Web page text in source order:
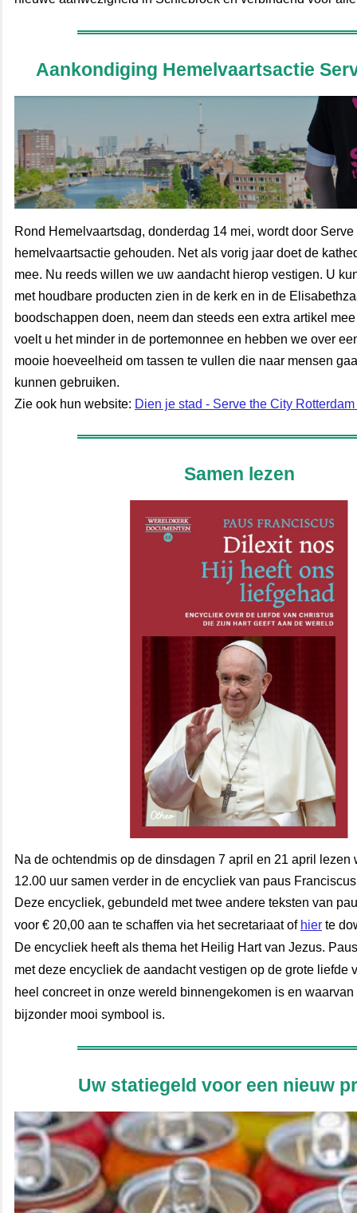
Aankondiging Hemelvaartsactie
Rond Hemelvaartsdag, donderdag 14 mei, wordt door
hemelvaartsactie gehouden. Net als vorig jaar doet de
mee. Nu reeds willen we uw aandacht hierop vestigen. U
met houdbare producten zien in de kerk en in de
boodschappen doen, neem dan steeds een extra artikel
voelt u het minder in de portemonnee en hebben we over
mooie hoeveelheid om tassen te vullen die naar mensen
kunnen gebruiken.
Zie ook hun website: Dien je stad - Serve the City Rotterdam
Samen lezen
Na de ochtendmis op de dinsdagen 7 april en 21 april lezen
12.00 uur samen verder in de encycliek van paus Franciscus
Deze encycliek, gebundeld met twee andere teksten van
voor € 20,00 aan te schaffen via het secretariaat of hier te
De encycliek heeft als thema het Heilig Hart van Jezus.
met deze encycliek de aandacht vestigen op de grote liefde
heel concreet in onze wereld binnengekomen is en waarvan
bijzonder mooi symbool is.
Uw statiegeld voor een nieuw